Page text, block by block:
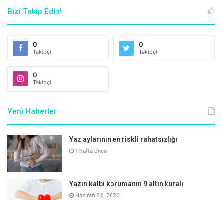
Bizi Takip Edin!
0
Takipçi
0
Takipçi
0
Takipçi
Yeni Haberler
Yaz aylarının en riskli rahatsızlığı
1 hafta önce
Yazın kalbi korumanın 9 altın kuralı
Haziran 24, 2026